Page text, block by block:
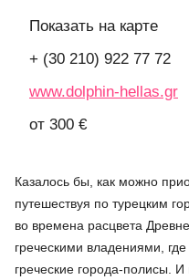
Показать на карте
+ (30 210) 922 77 72
www.dolphin-hellas.gr
от 300 €
Казалось бы, как можно
путешествуя по турецким
во времена расцвета
греческими владениями,
греческие города-полисы.